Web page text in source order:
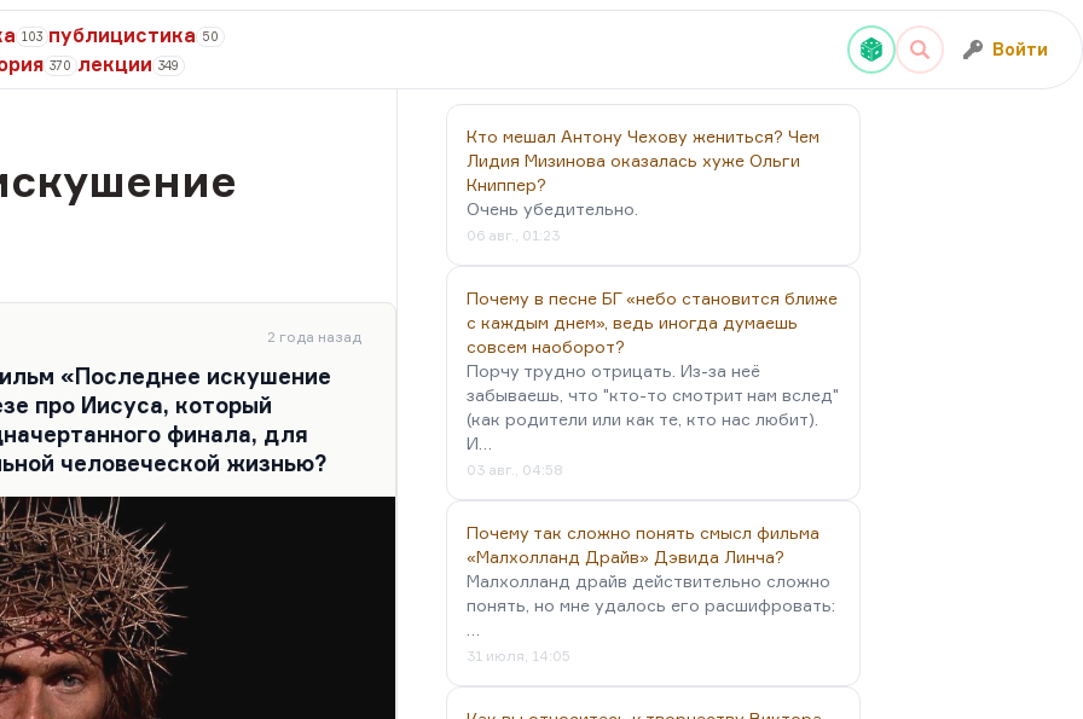
103 публицистика 50
370 лекции 349
Войти
2 года назад
«Последнее искушение
про Иисуса, который
финала, для
человеческой жизнью?
Кто мешал Антону Чехову жениться? Чем
Лидия Мизинова оказалась хуже Ольги
Книппер?
Очень убедительно.
06 авг., 01:23
Почему в песне БГ «небо становится ближе
с каждым днем», ведь иногда думаешь
совсем наоборот?
Порчу трудно отрицать. Из-за неё
забываешь, что "кто-то смотрит нам вслед"
(как родители или как те, кто нас любит).
И…
03 авг., 04:58
Почему так сложно понять смысл фильма
«Малхолланд Драйв» Дэвида Линча?
Малхолланд драйв действительно сложно
понять, но мне удалось его расшифровать:
31 июля, 14:05